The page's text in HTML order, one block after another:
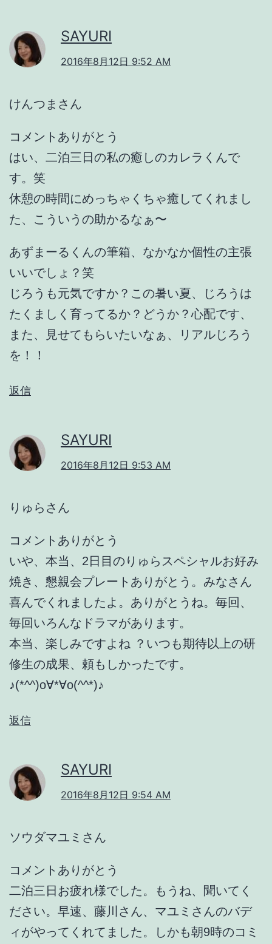
SAYURI
2016年8月12日 9:52 AM
けんつまさん
コメントありがとう
はい、二泊三日の私の癒しのカレラくんで
す。笑
休憩の時間にめっちゃくちゃ癒してくれまし
た、こういうの助かるなぁ〜
あずまーるくんの筆箱、なかなか個性の主張
いいでしょ？笑
じろうも元気ですか？この暑い夏、じろうは
たくましく育ってるか？どうか？心配です、
また、見せてもらいたいなぁ、リアルじろう
を！！
返信
SAYURI
2016年8月12日 9:53 AM
りゅらさん
コメントありがとう
いや、本当、2日目のりゅらスペシャルお好み
焼き、懇親会プレートありがとう。みなさん
喜んでくれましたよ。ありがとうね。毎回、
毎回いろんなドラマがあります。
本当、楽しみですよね ？いつも期待以上の研
修生の成果、頼もしかったです。
♪(*^^)o∀*∀o(^^*)♪
返信
SAYURI
2016年8月12日 9:54 AM
ソウダマユミさん
コメントありがとう
二泊三日お疲れ様でした。もうね、聞いてく
ださい。早速、藤川さん、マユミさんのバデ
ィがやってくれてました。しかも朝9時のコミ